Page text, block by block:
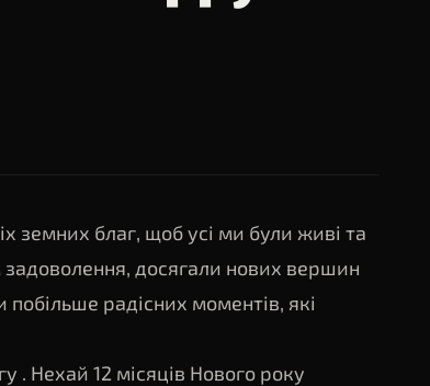
земних благ, щоб усі ми були живі та
досягали нових вершин
радісних моментів, які
. Нехай 12 місяців Нового року